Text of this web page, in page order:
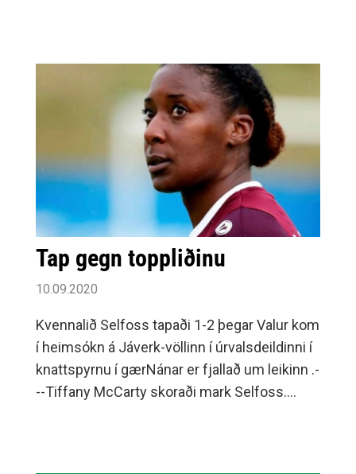
Tap gegn toppliðinu
10.09.2020
Kvennalið Selfoss tapaði 1-2 þegar Valur kom
í heimsókn á Jáverk-völlinn í úrvalsdeildinni í
knattspyrnu í gærNánar er fjallað um leikinn .-
--Tiffany McCarty skoraði mark Selfoss.